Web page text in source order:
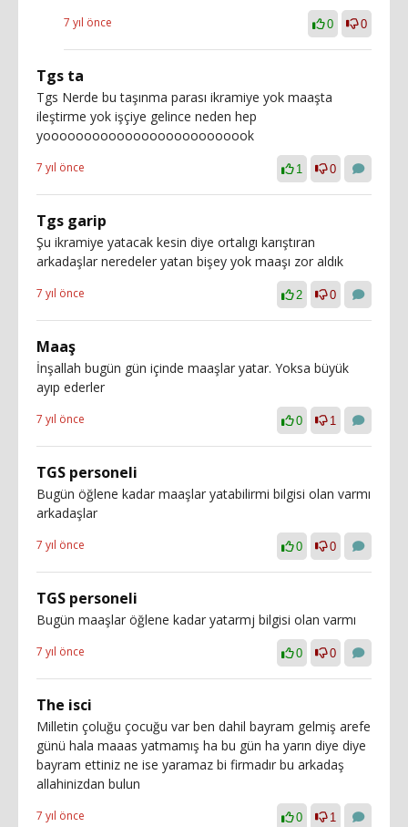
7 yıl önce 0 0
Tgs ta
Tgs Nerde bu taşınma parası ikramiye yok maaşta
ileştirme yok işçiye gelince neden hep
yoooooooooooooooooooooooook
7 yıl önce 1 0
Tgs garip
Şu ikramiye yatacak kesin diye ortalıgı karıştıran
arkadaşlar neredeler yatan bişey yok maaşı zor aldık
7 yıl önce 2 0
Maaş
İnşallah bugün gün içinde maaşlar yatar. Yoksa büyük
ayıp ederler
7 yıl önce 0 1
TGS personeli
Bugün öğlene kadar maaşlar yatabilirmi bilgisi olan varmı
arkadaşlar
7 yıl önce 0 0
TGS personeli
Bugün maaşlar öğlene kadar yatarmj bilgisi olan varmı
7 yıl önce 0 0
The isci
Milletin çoluğu çocuğu var ben dahil bayram gelmiş arefe
günü hala maaas yatmamış ha bu gün ha yarın diye diye
bayram ettiniz ne ise yaramaz bi firmadır bu arkadaş
allahinizdan bulun
7 yıl önce 0 1